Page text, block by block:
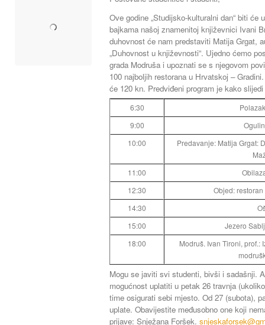
Ove godine „Studijsko-kulturalni dan“ biti
bajkama našoj znamenitoj književnici Ivani
duhovnost će nam predstaviti Matija Grgat,
„Duhovnost u književnosti“. Ujedno ćemo
grada Modruša i upoznati se s njegovom
100 najboljih restorana u Hrvatskoj –
će 120 kn. Predviđeni program je kako
6:30
9:00
10:00
Predavanje: Matija Grgat:
11:00
12:30
Objed:
14:30
15:00
Jezero
18:00
Modruš. Ivan Tironi,
Mogu se javiti svi studenti, bivši i sadašnji.
mogućnost uplatiti u petak 26 travnja
time osigurati sebi mjesto. Od 27 (subota),
uplate. Obavijestite međusobno one koji
prijave: Snježana Foršek.